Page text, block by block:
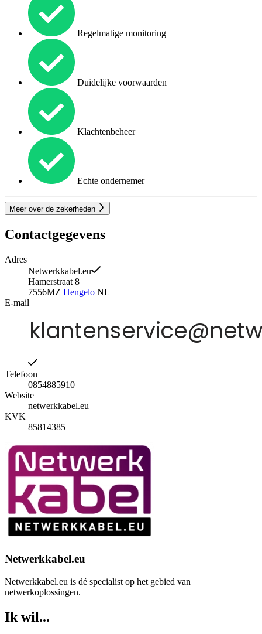
Regelmatige monitoring
Duidelijke voorwaarden
Klachtenbeheer
Echte ondernemer
Meer over de zekerheden
Contactgegevens
Adres
Netwerkkabel.eu
Hamerstraat 8
7556MZ Hengelo NL
E-mail
Telefoon
0854885910
Website
netwerkkabel.eu
KVK
85814385
Netwerkkabel.eu
Netwerkkabel.eu is dé specialist op het gebied van
netwerkoplossingen.
Ik wil...